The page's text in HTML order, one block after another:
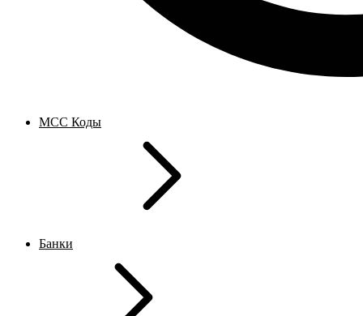
MCC Коды
Банки